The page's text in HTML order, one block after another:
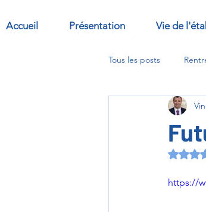
Accueil Présentation Vie de
Tous les posts
https://